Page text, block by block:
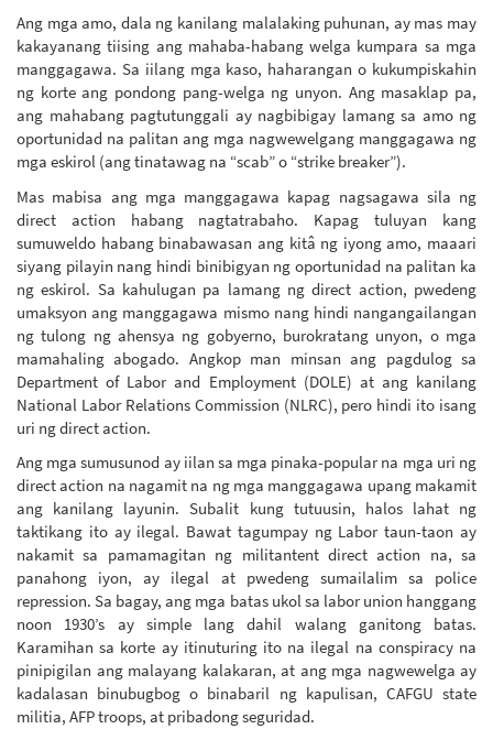
Ang mga amo, dala ng kanilang malalaking puhunan, ay mas may
kakayanang tiising ang mahaba-habang welga kumpara sa mga
manggagawa. Sa iilang mga kaso, haharangan o kukumpiskahin
ng korte ang pondong pang-welga ng unyon. Ang masaklap pa,
ang mahabang pagtutunggali ay nagbibigay lamang sa amo ng
oportunidad na palitan ang mga nagwewelgang manggagawa ng
mga eskirol (ang tinatawag na “scab” o “strike breaker”).
Mas mabisa ang mga manggagawa kapag nagsagawa sila ng
direct action habang nagtatrabaho. Kapag tuluyan kang
sumuweldo habang binabawasan ang kitâ ng iyong amo, maaari
siyang pilayin nang hindi binibigyan ng oportunidad na palitan ka
ng eskirol. Sa kahulugan pa lamang ng direct action, pwedeng
umaksyon ang manggagawa mismo nang hindi nangangailangan
ng tulong ng ahensya ng gobyerno, burokratang unyon, o mga
mamahaling abogado. Angkop man minsan ang pagdulog sa
Department of Labor and Employment (DOLE) at ang kanilang
National Labor Relations Commission (NLRC), pero hindi ito isang
uri ng direct action.
Ang mga sumusunod ay iilan sa mga pinaka-popular na mga uri ng
direct action na nagamit na ng mga manggagawa upang makamit
ang kanilang layunin. Subalit kung tutuusin, halos lahat ng
taktikang ito ay ilegal. Bawat tagumpay ng Labor taun-taon ay
nakamit sa pamamagitan ng militantent direct action na, sa
panahong iyon, ay ilegal at pwedeng sumailalim sa police
repression. Sa bagay, ang mga batas ukol sa labor union hanggang
noon 1930’s ay simple lang dahil walang ganitong batas.
Karamihan sa korte ay itinuturing ito na ilegal na conspiracy na
pinipigilan ang malayang kalakaran, at ang mga nagwewelga ay
kadalasan binubugbog o binabaril ng kapulisan, CAFGU state
militia, AFP troops, at pribadong seguridad.